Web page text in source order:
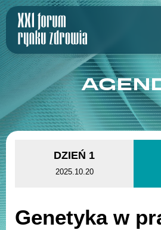
DZIEŃ 1
2025.10.20
Genetyka w